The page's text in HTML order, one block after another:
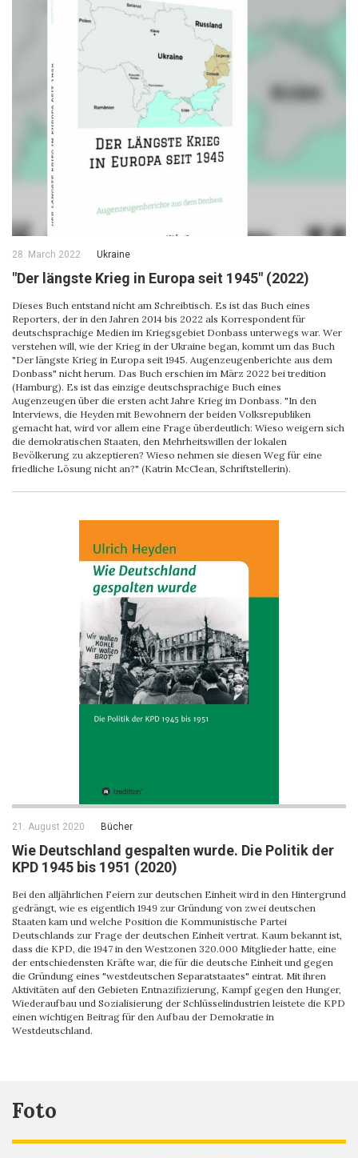
28. March 2022 Ukraine
"Der längste Krieg in Europa seit 1945" (2022)
Dieses Buch entstand nicht am Schreibtisch. Es ist das Buch eines
Reporters, der in den Jahren 2014 bis 2022 als Korrespondent für
deutschsprachige Medien im Kriegsgebiet Donbass unterwegs war. Wer
verstehen will, wie der Krieg in der Ukraine began, kommt um das Buch
"Der längste Krieg in Europa seit 1945. Augenzeugenberichte aus dem
Donbass" nicht herum. Das Buch erschien im März 2022 bei tredition
(Hamburg). Es ist das einzige deutschsprachige Buch eines
Augenzeugen über die ersten acht Jahre Krieg im Donbass. "In den
Interviews, die Heyden mit Bewohnern der beiden Volksrepubliken
gemacht hat, wird vor allem eine Frage überdeutlich: Wieso weigern sich
die demokratischen Staaten, den Mehrheitswillen der lokalen
Bevölkerung zu akzeptieren? Wieso nehmen sie diesen Weg für eine
friedliche Lösung nicht an?" (Katrin McClean, Schriftstellerin).
21. August 2020 Bücher
Wie Deutschland gespalten wurde. Die Politik der
KPD 1945 bis 1951 (2020)
Bei den alljährlichen Feiern zur deutschen Einheit wird in den Hintergrund
gedrängt, wie es eigentlich 1949 zur Gründung von zwei deutschen
Staaten kam und welche Position die Kommunistische Partei
Deutschlands zur Frage der deutschen Einheit vertrat. Kaum bekannt ist,
dass die KPD, die 1947 in den Westzonen 320.000 Mitglieder hatte, eine
der entschiedensten Kräfte war, die für die deutsche Einheit und gegen
die Gründung eines "westdeutschen Separatstaates" eintrat. Mit ihren
Aktivitäten auf den Gebieten Entnazifizierung, Kampf gegen den Hunger,
Wiederaufbau und Sozialisierung der Schlüsselindustrien leistete die KPD
einen wichtigen Beitrag für den Aufbau der Demokratie in
Westdeutschland.
Foto